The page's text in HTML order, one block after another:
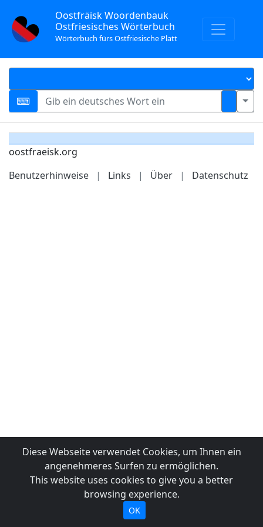
Oostfräisk Woordenbauk
Ostfriesisches Wörterbuch
Wörterbuch fürs Ostfriesische Platt
oostfraeisk.org
Benutzerhinweise
| Links | Über | Datenschutz
Diese Webseite verwendet Cookies, um Ihnen ein
angenehmeres Surfen zu ermöglichen.
This website uses cookies to give you a better
browsing experience.
OK